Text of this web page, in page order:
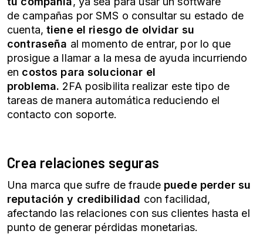
de campañas por SMS o consultar su estado de
cuenta, tiene el riesgo de olvidar su
contraseña al momento de entrar, por lo que
prosigue a llamar a la mesa de ayuda incurriendo
en costos para solucionar el
problema. 2FA posibilita realizar este tipo de
tareas de manera automática reduciendo el
contacto con soporte.
Crea relaciones seguras
Una marca que sufre de fraude puede perder su
reputación y credibilidad con facilidad,
afectando las relaciones con sus clientes hasta el
punto de generar pérdidas monetarias.